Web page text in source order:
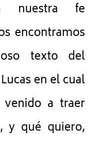
nuestra fe
encontramos
texto del
en el cual
venido a traer
y qué quiero,